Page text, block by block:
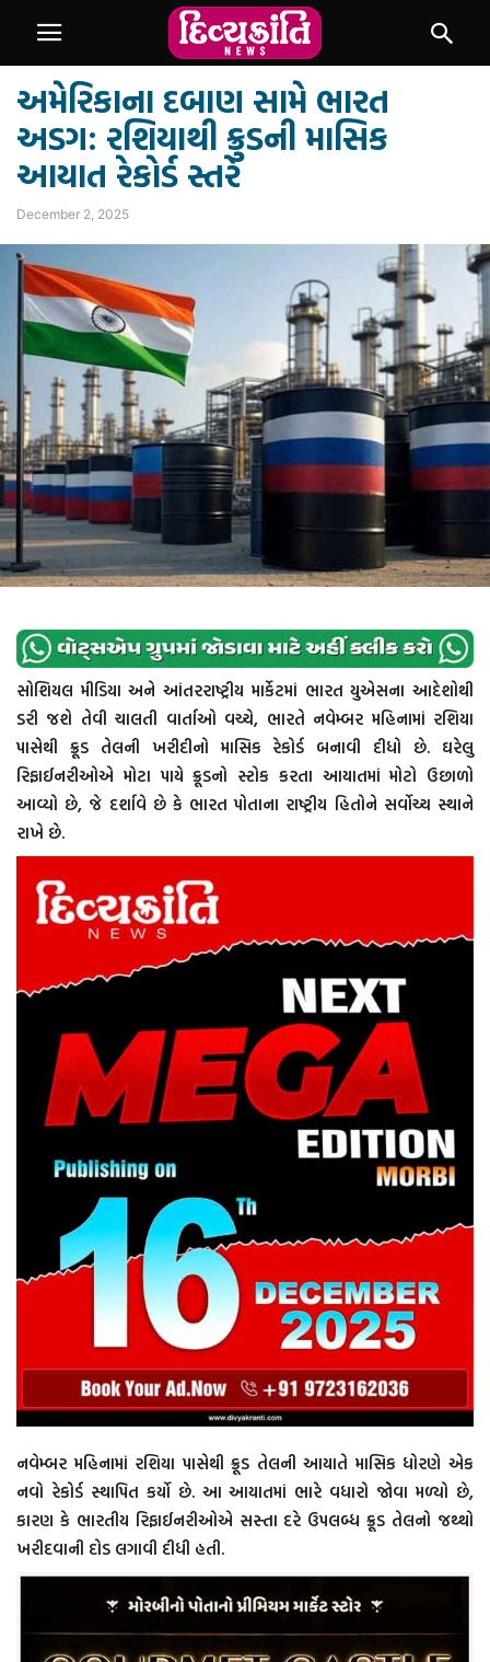
અમેરિકાના દબાણ સામે ભારત
અડગ: રશિયાથી ક્રુડની માસિક
આયાત રેકોર્ડ સ્તરે
December 2, 2025
સોશિયલ મીડિયા અને આંતરરાષ્ટ્રીય માર્કેટમાં ભારત યુએસના આદેશોથી
ડરી જશે તેવી ચાલતી વાર્તાઓ વચ્ચે, ભારતે નવેમ્બર મહિનામાં રશિયા
પાસેથી ક્રૂડ તેલની ખરીદીનો માસિક રેકોર્ડ બનાવી દીધો છે. ઘરેલુ
રિફાઈનરીઓએ મોટા પાયે ક્રૂડનો સ્ટોક કરતા આયાતમાં મોટો ઉછાળો
આવ્યો છે, જે દર્શાવે છે કે ભારત પોતાના રાષ્ટ્રીય હિતોને સર્વોચ્ચ સ્થાને
રાખે છે.
નવેમ્બર મહિનામાં રશિયા પાસેથી ક્રૂડ તેલની આયાતે માસિક ધોરણે એક
નવો રેકોર્ડ સ્થાપિત કર્યો છે. આ આયાતમાં ભારે વધારો જોવા મળ્યો છે,
કારણ કે ભારતીય રિફાઈનરીઓએ સસ્તા દરે ઉપલબ્ધ ક્રૂડ તેલનો જથ્થો
ખરીદવાની દોડ લગાવી દીધી હતી.